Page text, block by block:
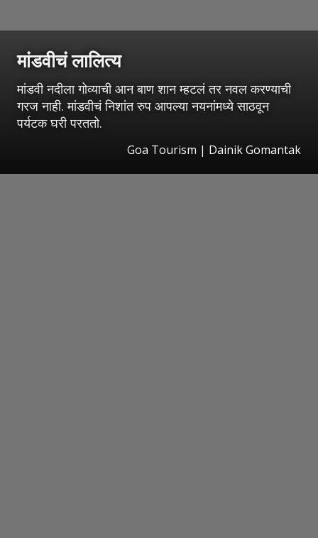
मांडवीचं लालित्य
मांडवी नदीला गोव्याची आन बाण शान म्हटलं तर नवल करण्याची
गरज नाही. मांडवीचं निशांत रुप आपल्या नयनांमध्ये साठवून
पर्यटक घरी परततो.
Goa Tourism | Dainik Gomantak